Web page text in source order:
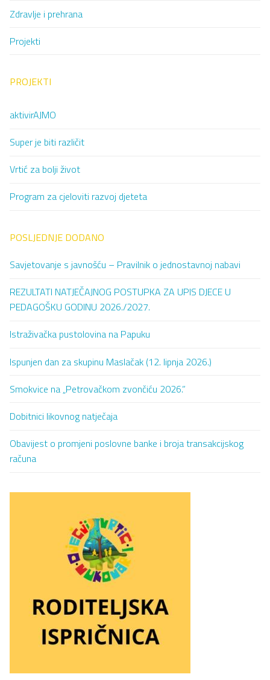
Zdravlje i prehrana
Projekti
PROJEKTI
aktivirAJMO
Super je biti različit
Vrtić za bolji život
Program za cjeloviti razvoj djeteta
POSLJEDNJE DODANO
Savjetovanje s javnošću – Pravilnik o jednostavnoj nabavi
REZULTATI NATJEČAJNOG POSTUPKA ZA UPIS DJECE U
PEDAGOŠKU GODINU 2026./2027.
Istraživačka pustolovina na Papuku
Ispunjen dan za skupinu Maslačak (12. lipnja 2026.)
Smokvice na „Petrovačkom zvončiću 2026.”
Dobitnici likovnog natječaja
Obavijest o promjeni poslovne banke i broja transakcijskog
računa